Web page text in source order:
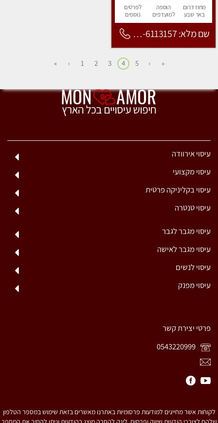
מחוז דרום
באר שבע
הוספה
למועדפים
לפרטים
נוספים
שם מלא: 053-6113157
«
‹
5
4
3
2
1
›
»
עיסוי אירוודה
עיסוי מקצועי
עיסוי בקליניקה פרטית
עיסוי טנטרה
עיסוי מגבר לגבר
עיסוי מגבר לאישה
עיסוי לנשים
עיסוי מפנק
פרטי יצירת קשר
לקוחות אשר מחייגים למודעות פרסומיות באתרנו מאשרים בזאת שימוש במספר הטלפון